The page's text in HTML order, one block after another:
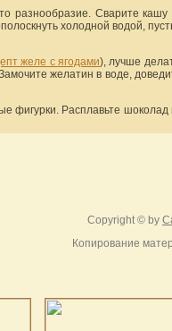
разнообразие. Сварите
холодной водой,
желе с ягодами), лучше
желатин в воде,
фигурки. Расплавьте шоколад
Copyright © by
Копирование